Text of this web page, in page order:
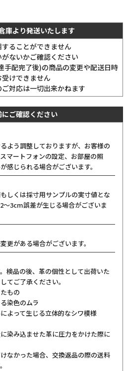
庫より発送いたします
ることができません
ないかご確認ください
手配完了後)の商品の変更や配送日時
けできません
対応は一切出来かねます
にご確認ください
よう調整しておりますが、お客様の
マートフォンの設定、お部屋の照
感じられる場合がございます。
しくは採寸用サンプルの実寸値とな
〜3cm誤差が生じる場合がございま
更がある場合がございます。
検品の後、革の個性として出荷いた
てご了承ください。
もの
染色のムラ
よって生じる立体的なシワ模様
染み込ませた革に圧力をかけた際に
なかった場合、交換返品の際の送料